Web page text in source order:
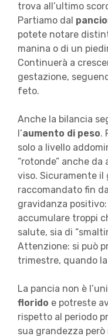
trova all’ultimo
Partiamo dal
potete notare
manina o di un
Continuerà a
gestazione,
feto.
Anche la bilancia
l’aumento di peso.
solo a livello
“rotonde” anche da
viso. Sicuramente il
raccomandato fin
gravidanza
accumulare troppi
salute, sia di
Attenzione: si può
trimestre, quando
La pancia non è
florido e potreste
rispetto al periodo
sua grandezza